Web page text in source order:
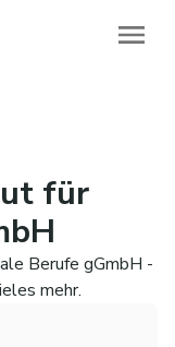
für
Berufe gGmbH -
mehr.